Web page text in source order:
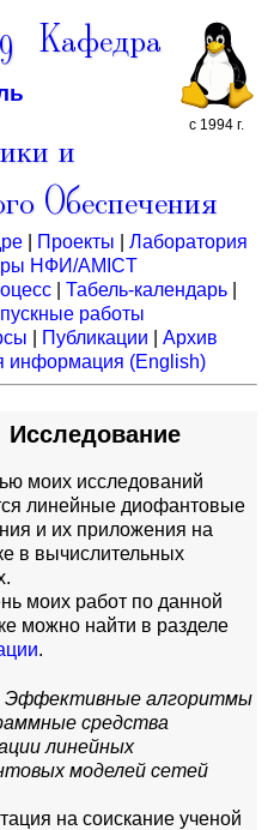
с 1994 г.
Кафедра
и
Обеспечения
Проекты
Лаборатория
НФИ/AMICT
| Табель-календарь|
работы
Публикации
Архив
информация (English)
Исследование
моих исследований
линейные диофантовые
и их приложения на
в вычислительных
моих работ по данной
можно найти в разделе
.
Эффективные алгоритмы
средства
линейных
моделей сетей
на соискание ученой